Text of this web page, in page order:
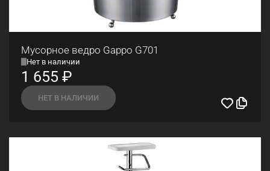
Мусорное ведро Gappo G701
Нет в наличии
1 655 ₽
НЕТ В НАЛИЧИИ